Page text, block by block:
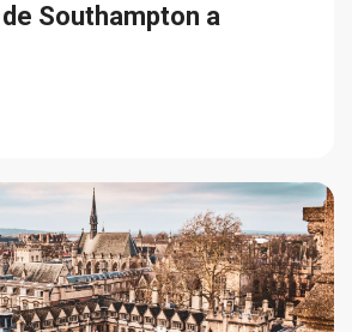
Southampton a